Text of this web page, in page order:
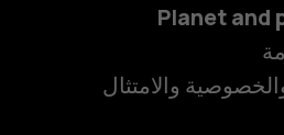
الذكية
Planet and
والامتثال